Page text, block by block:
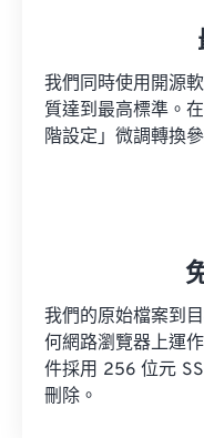
我們同時使用開源
質達到最高標準。
階設定」微調轉換
我們的原始檔案到
何網路瀏覽器上運
件採用 256 位元
刪除。